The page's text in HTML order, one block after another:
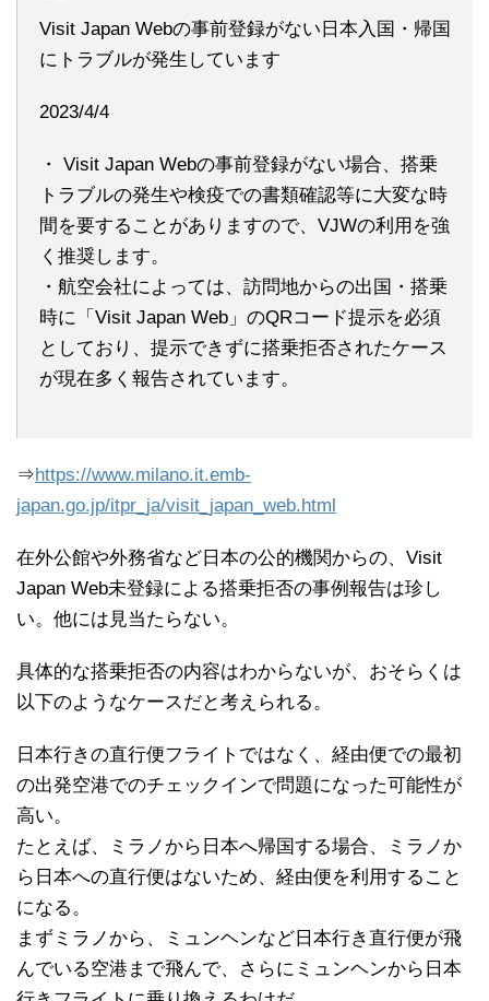
Visit Japan Webの事前登録がない日本入国・帰国
にトラブルが発生しています
2023/4/4
・ Visit Japan Webの事前登録がない場合、搭乗
トラブルの発生や検疫での書類確認等に大変な時
間を要することがありますので、VJWの利用を強
く推奨します。
・航空会社によっては、訪問地からの出国・搭乗
時に「Visit Japan Web」のQRコード提示を必須
としており、提示できずに搭乗拒否されたケース
が現在多く報告されています。
⇒https://www.milano.it.emb-
japan.go.jp/itpr_ja/visit_japan_web.html
在外公館や外務省など日本の公的機関からの、Visit
Japan Web未登録による搭乗拒否の事例報告は珍し
い。他には見当たらない。
具体的な搭乗拒否の内容はわからないが、おそらくは
以下のようなケースだと考えられる。
日本行きの直行便フライトではなく、経由便での最初
の出発空港でのチェックインで問題になった可能性が
高い。
たとえば、ミラノから日本へ帰国する場合、ミラノか
ら日本への直行便はないため、経由便を利用すること
になる。
まずミラノから、ミュンヘンなど日本行き直行便が飛
んでいる空港まで飛んで、さらにミュンヘンから日本